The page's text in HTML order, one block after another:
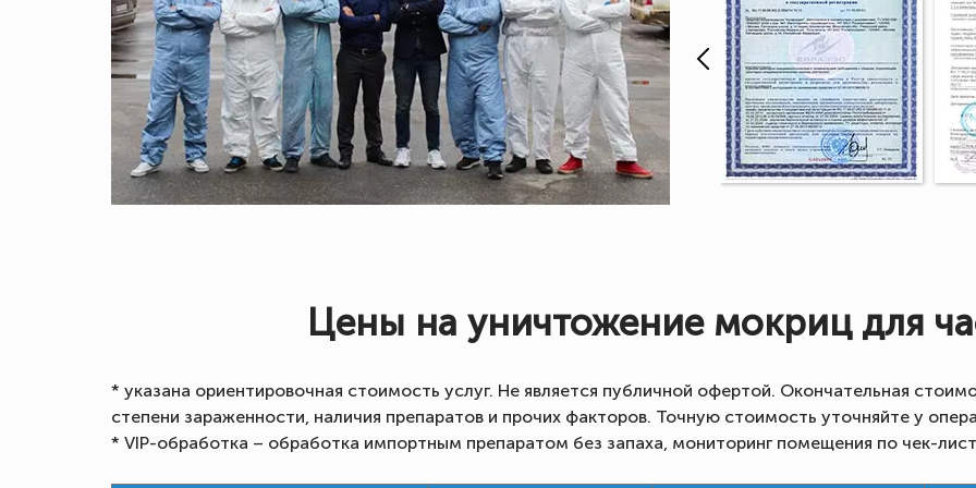
Цены на уничтожение мокриц для
* указана ориентировочная стоимость услуг. Не является публичной офертой. Окончательная
степени зараженности, наличия препаратов и прочих факторов. Точную стоимость уточняйте у
* VIP-обработка – обработка импортным препаратом без запаха, мониторинг помещения по чек-